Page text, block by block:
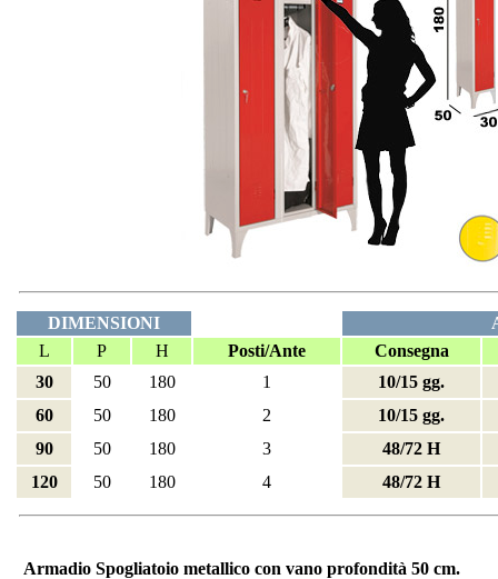
DIMENSIONI
L
P H Posti/Ante
Consegna
30
50 180 1
10/15 gg.
60
50 180 2
10/15 gg.
90
50 180 3
48/72 H
120
50 180 4 48/72 H
Armadio Spogliatoio metallico con vano profondità 50 cm.